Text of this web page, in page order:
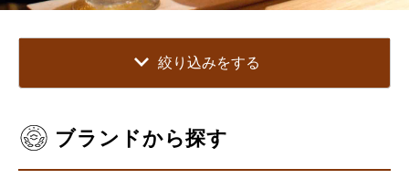
絞り込みをする
ブランドから探す